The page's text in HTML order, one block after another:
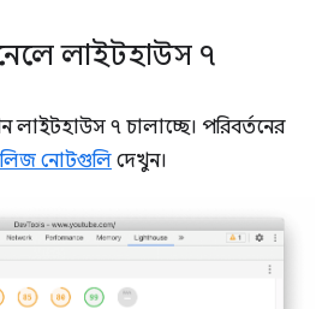
লাইটহাউস ৭
৭ চালাচ্ছে। পরিবর্তনের
নোটগুলি দেখুন।